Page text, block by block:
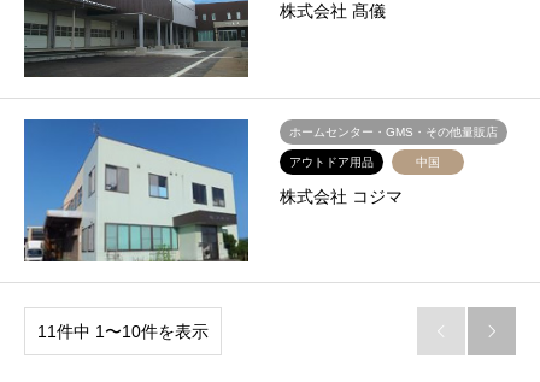
株式会社 髙儀
ホームセンター・GMS・その他量販店
アウトドア用品 中国
株式会社 コジマ
11件中 1〜10件を表示  